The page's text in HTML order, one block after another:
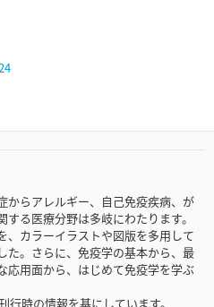
からアレルギー、自己免疫疾病、が
る医療分野は多岐にわたります。
、カラーイラストや図版を多用して
た。さらに、免疫学の基本から、最
応用面から、はじめて免疫学を学ぶ
時の情報を基にしています。